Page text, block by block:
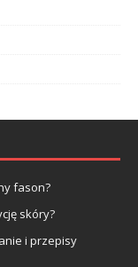
fason?
skóry?
i przepisy